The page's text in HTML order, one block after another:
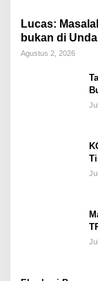
Lucas:
bukan di
Agustus 2, 2026